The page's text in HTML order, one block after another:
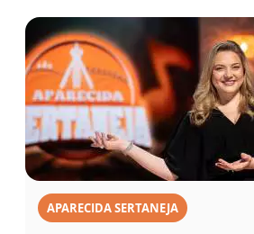
APARECIDA SERTANEJA